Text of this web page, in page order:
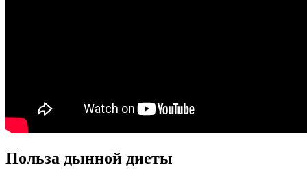
Польза дынной диеты